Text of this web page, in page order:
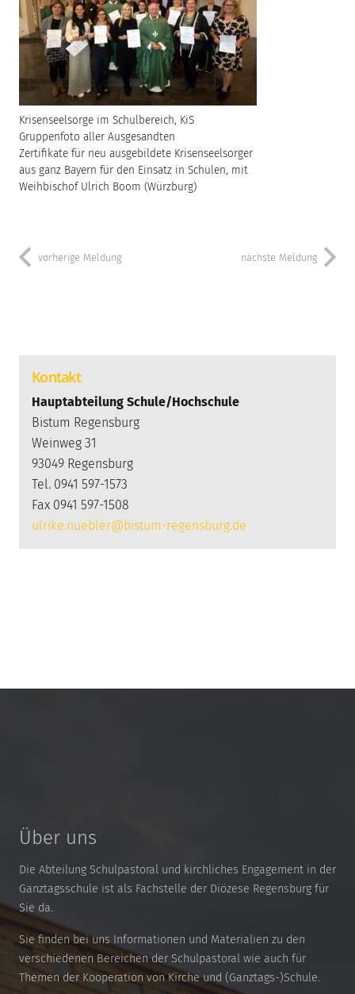
Krisenseelsorge im Schulbereich, KiS
Gruppenfoto aller Ausgesandten
Zertifikate für neu ausgebildete Krisenseelsorger
aus ganz Bayern für den Einsatz in Schulen, mit
Weihbischof Ulrich Boom (Würzburg)
vorherige Meldung nächste Meldung
Kontakt
Hauptabteilung Schule/Hochschule
Bistum Regensburg
Weinweg 31
93049 Regensburg
Tel. 0941 597-1573
Fax 0941 597-1508
ulrike.nuebler@bistum-regensburg.de
Über uns
Die Abteilung Schulpastoral und kirchliches Engagement in der
Ganztagsschule ist als Fachstelle der Diözese Regensburg für
Sie da.
Sie finden bei uns Informationen und Materialien zu den
verschiedenen Bereichen der Schulpastoral wie auch für
Themen der Kooperation von Kirche und (Ganztags-)Schule.